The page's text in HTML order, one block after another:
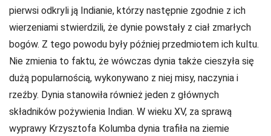
pierwsi odkryli ją Indianie, którzy następnie zgodnie z ich
wierzeniami stwierdzili, że dynie powstały z ciał zmarłych
bogów. Z tego powodu były później przedmiotem ich kultu.
Nie zmienia to faktu, że wówczas dynia także cieszyła się
dużą popularnością, wykonywano z niej misy, naczynia i
rzeźby. Dynia stanowiła również jeden z głównych
składników pożywienia Indian. W wieku XV, za sprawą
wyprawy Krzysztofa Kolumba dynia trafiła na ziemie